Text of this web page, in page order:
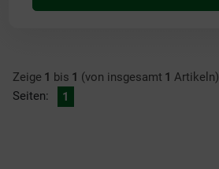
Zeige 1 bis 1 (von insgesamt 1 Artikeln)
Seiten:
1